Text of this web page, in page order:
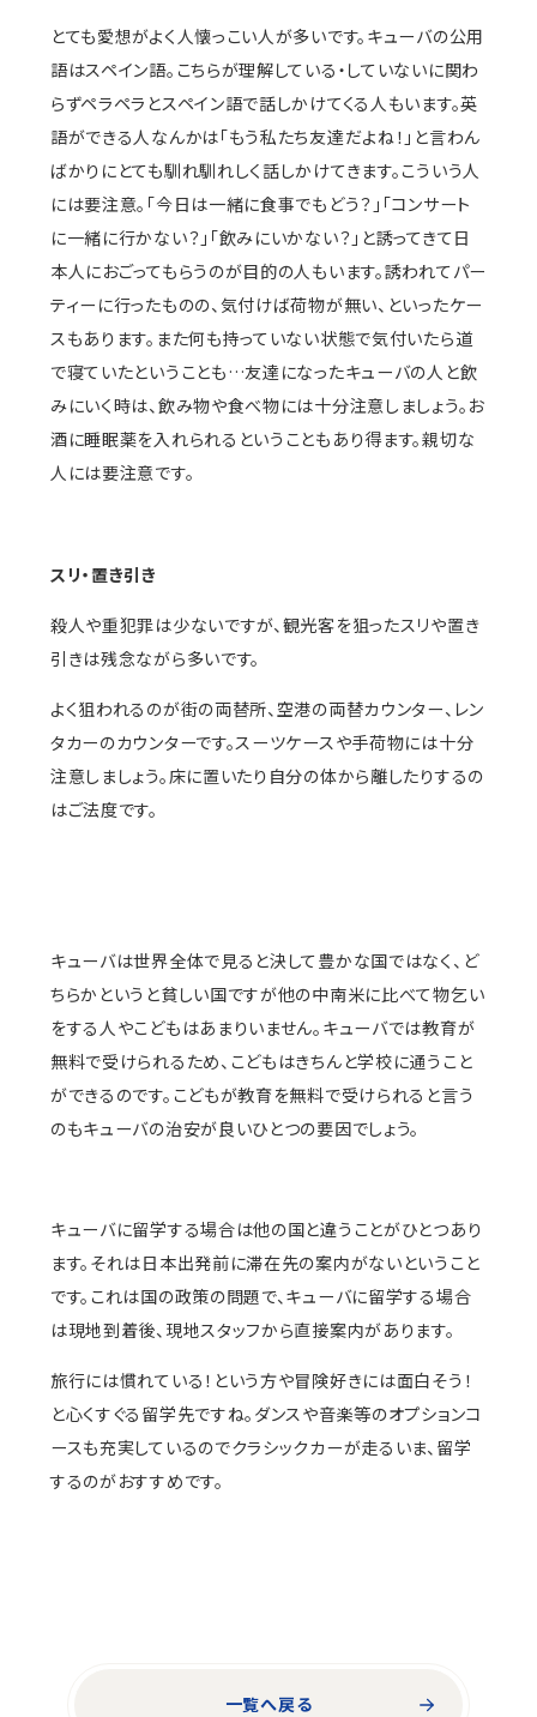
とても愛想がよく人懐っこい人が多いです。キューバの公用
語はスペイン語。こちらが理解している・していないに関わ
らずペラペラとスペイン語で話しかけてくる人もいます。英
語ができる人なんかは「もう私たち友達だよね！」と言わん
ばかりにとても馴れ馴れしく話しかけてきます。こういう人
には要注意。「今日は一緒に食事でもどう？」「コンサート
に一緒に行かない？」「飲みにいかない？」と誘ってきて日
本人におごってもらうのが目的の人もいます。誘われてパー
ティーに行ったものの、気付けば荷物が無い、といったケー
スもあります。また何も持っていない状態で気付いたら道
で寝ていたということも…友達になったキューバの人と飲
みにいく時は、飲み物や食べ物には十分注意しましょう。お
酒に睡眠薬を入れられるということもあり得ます。親切な
人には要注意です。
スリ・置き引き
殺人や重犯罪は少ないですが、観光客を狙ったスリや置き
引きは残念ながら多いです。
よく狙われるのが街の両替所、空港の両替カウンター、レン
タカーのカウンターです。スーツケースや手荷物には十分
注意しましょう。床に置いたり自分の体から離したりするの
はご法度です。
キューバは世界全体で見ると決して豊かな国ではなく、ど
ちらかというと貧しい国ですが他の中南米に比べて物乞い
をする人やこどもはあまりいません。キューバでは教育が
無料で受けられるため、こどもはきちんと学校に通うこと
ができるのです。こどもが教育を無料で受けられると言う
のもキューバの治安が良いひとつの要因でしょう。
キューバに留学する場合は他の国と違うことがひとつあり
ます。それは日本出発前に滞在先の案内がないということ
です。これは国の政策の問題で、キューバに留学する場合
は現地到着後、現地スタッフから直接案内があります。
旅行には慣れている！という方や冒険好きには面白そう！
と心くすぐる留学先ですね。ダンスや音楽等のオプションコ
ースも充実しているのでクラシックカーが走るいま、留学
するのがおすすめです。
一覧へ戻る